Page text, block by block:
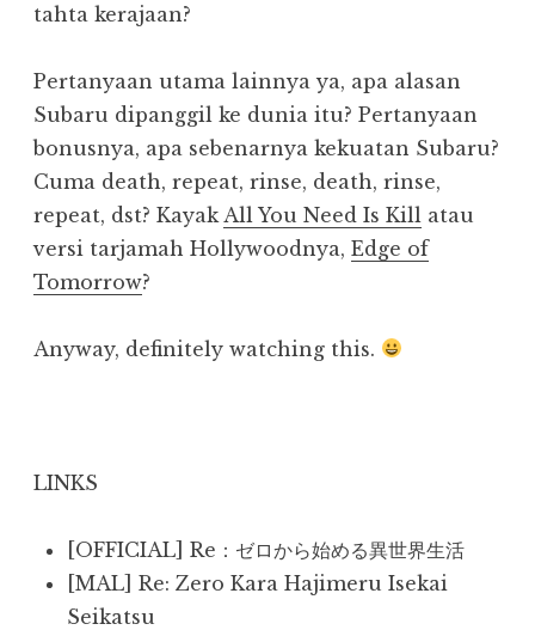
tahta kerajaan?
Pertanyaan utama lainnya ya, apa alasan
Subaru dipanggil ke dunia itu? Pertanyaan
bonusnya, apa sebenarnya kekuatan Subaru?
Cuma death, repeat, rinse, death, rinse,
repeat, dst? Kayak All You Need Is Kill atau
versi tarjamah Hollywoodnya, Edge of
Tomorrow?
Anyway, definitely watching this.
LINKS
[OFFICIAL] Re：ゼロから始める異世界生活
[MAL] Re: Zero Kara Hajimeru Isekai
Seikatsu